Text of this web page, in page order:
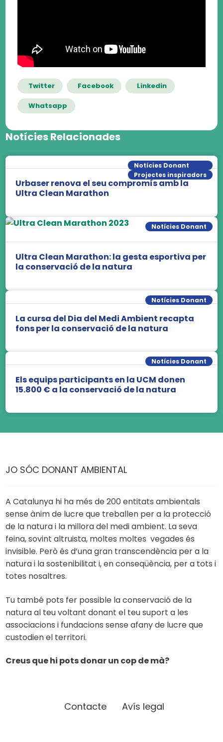
Twitter Facebook Linkedin
Whatsapp
Notícies Relacionades
Urbaser renova el seu compromís amb la
Ultra Clean Marathon
Notícies Donant
Projectes inspiradors
Ultra Clean Marathon: la gesta esportiva per
la conservació de la natura
Notícies Donant
La cursa del Dia del Medi Ambient recapta
fons per la conservació de la natura
Notícies Donant
Els equips participants en la UCM donen
15.800 € a la conservació de la natura
Notícies Donant
JO SÓC DONANT AMBIENTAL
A Catalunya hi ha més de 200 entitats ambientals
sense ànim de lucre que treballen per a la protecció
de la natura i la millora del medi ambient. La seva
feina, sovint altruista, moltes moltes vegades és
invisible. Però és d’una gran transcendència per a la
natura i la sostenibilitat i, en conseqüència, per a tots i
totes nosaltres.
Tu també pots fer possible la conservació de la
natura al teu voltant donant el teu suport a les
associacions i fundacions sense afany de lucre que
custodien el territori.
Creus que hi pots donar un cop de mà?
Contacte Avís legal